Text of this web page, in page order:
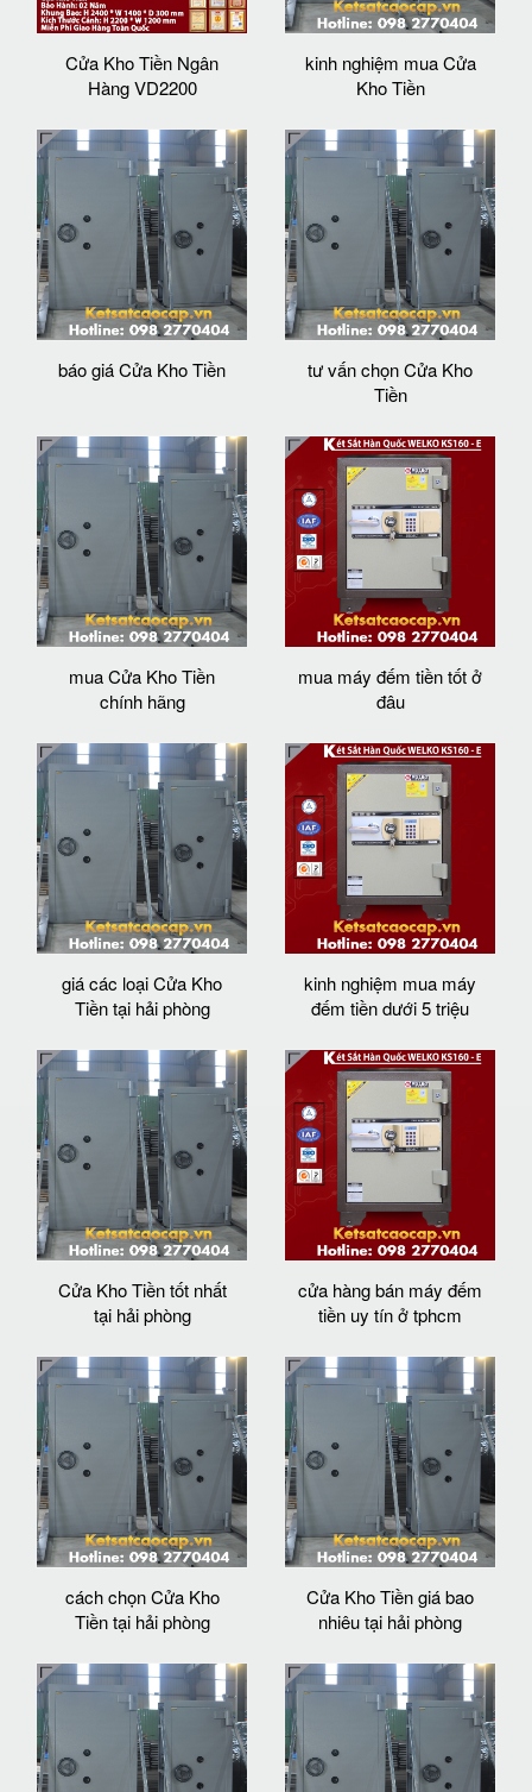
Cửa Kho Tiền Ngân
Hàng VD2200
kinh nghiệm mua Cửa
Kho Tiền
báo giá Cửa Kho Tiền
tư vấn chọn Cửa Kho
Tiền
mua Cửa Kho Tiền
chính hãng
mua máy đếm tiền tốt ở
đâu
giá các loại Cửa Kho
Tiền tại hải phòng
kinh nghiệm mua máy
đếm tiền dưới 5 triệu
Cửa Kho Tiền tốt nhất
tại hải phòng
cửa hàng bán máy đếm
tiền uy tín ở tphcm
cách chọn Cửa Kho
Tiền tại hải phòng
Cửa Kho Tiền giá bao
nhiêu tại hải phòng